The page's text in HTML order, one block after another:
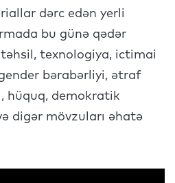
dərc edən yerli
bu günə qədər
texnologiya, ictimai
bərabərliyi, ətraf
hüquq, demokratik
digər mövzuları əhatə